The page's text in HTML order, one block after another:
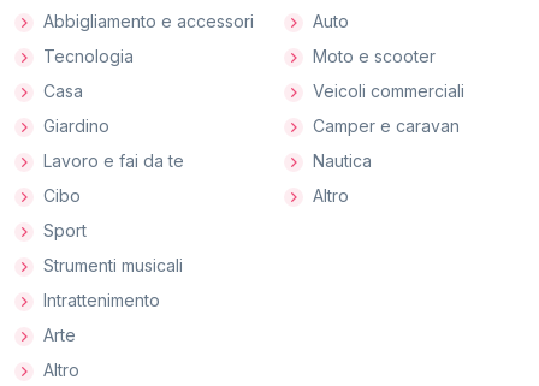
Abbigliamento e accessori
Tecnologia
Casa
Giardino
Lavoro e fai da te
Cibo
Sport
Strumenti musicali
Intrattenimento
Arte
Altro
Auto
Moto e scooter
Veicoli commerciali
Camper e caravan
Nautica
Altro